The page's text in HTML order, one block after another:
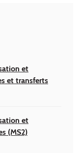
et
et transferts
et
(MS2)